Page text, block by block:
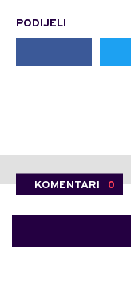
PODIJELI
KOMENTARI 0